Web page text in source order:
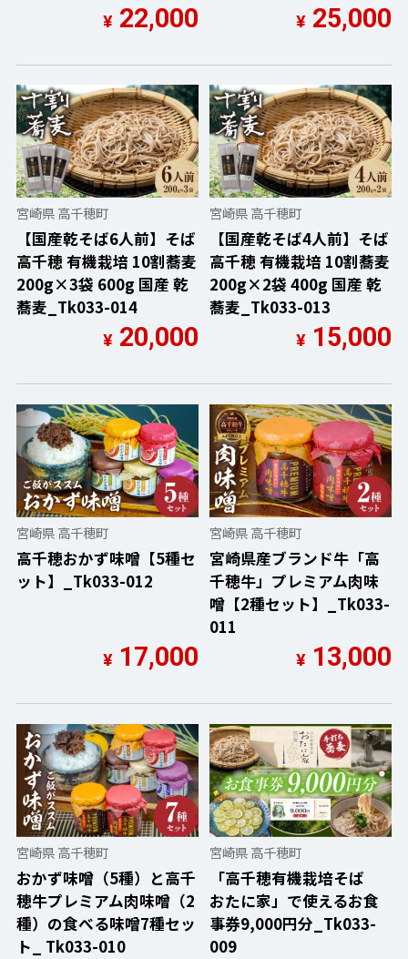
¥22,000 ¥25,000
宮崎県 高千穂町
【国産乾そば6人前】そば
高千穂 有機栽培 10割蕎麦
200g×3袋 600g 国産 乾
蕎麦_Tk033-014
¥20,000
宮崎県 高千穂町
【国産乾そば4人前】そば
高千穂 有機栽培 10割蕎麦
200g×2袋 400g 国産 乾
蕎麦_Tk033-013
¥15,000
宮崎県 高千穂町
高千穂おかず味噌【5種セ
ット】_Tk033-012
¥17,000
宮崎県 高千穂町
宮崎県産ブランド牛「高
千穂牛」プレミアム肉味
噌【2種セット】_Tk033-
011
¥13,000
宮崎県 高千穂町
おかず味噌（5種）と高千
穂牛プレミアム肉味噌（2
種）の食べる味噌7種セッ
ト_ Tk033-010
宮崎県 高千穂町
「高千穂有機栽培そば
おたに家」で使えるお食
事券9,000円分_Tk033-
009